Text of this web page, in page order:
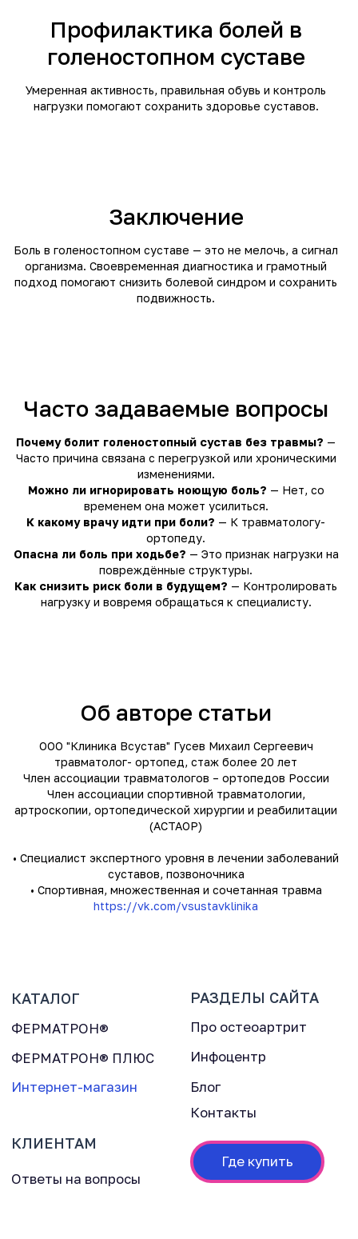
Профилактика болей в
голеностопном суставе
Умеренная активность, правильная обувь и контроль
нагрузки помогают сохранить здоровье суставов.
Заключение
Боль в голеностопном суставе — это не мелочь, а сигнал
организма. Своевременная диагностика и грамотный
подход помогают снизить болевой синдром и сохранить
подвижность.
Часто задаваемые вопросы
Почему болит голеностопный сустав без травмы? —
Часто причина связана с перегрузкой или хроническими
изменениями.
Можно ли игнорировать ноющую боль? — Нет, со
временем она может усилиться.
К какому врачу идти при боли? — К травматологу-
ортопеду.
Опасна ли боль при ходьбе? — Это признак нагрузки на
повреждённые структуры.
Как снизить риск боли в будущем? — Контролировать
нагрузку и вовремя обращаться к специалисту.
Об авторе статьи
ООО "Клиника Всустав" Гусев Михаил Сергеевич
травматолог- ортопед, стаж более 20 лет
Член ассоциации травматологов – ортопедов России
Член ассоциации спортивной травматологии,
артроскопии, ортопедической хирургии и реабилитации
(АСТАОР)
• Специалист экспертного уровня в лечении заболеваний
суставов, позвоночника
• Спортивная, множественная и сочетанная травма
https://vk.com/vsustavklinika